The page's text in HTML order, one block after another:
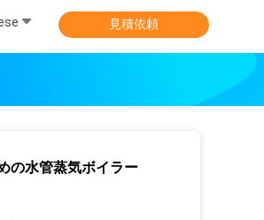
見積依頼
の水管蒸気ボイラー